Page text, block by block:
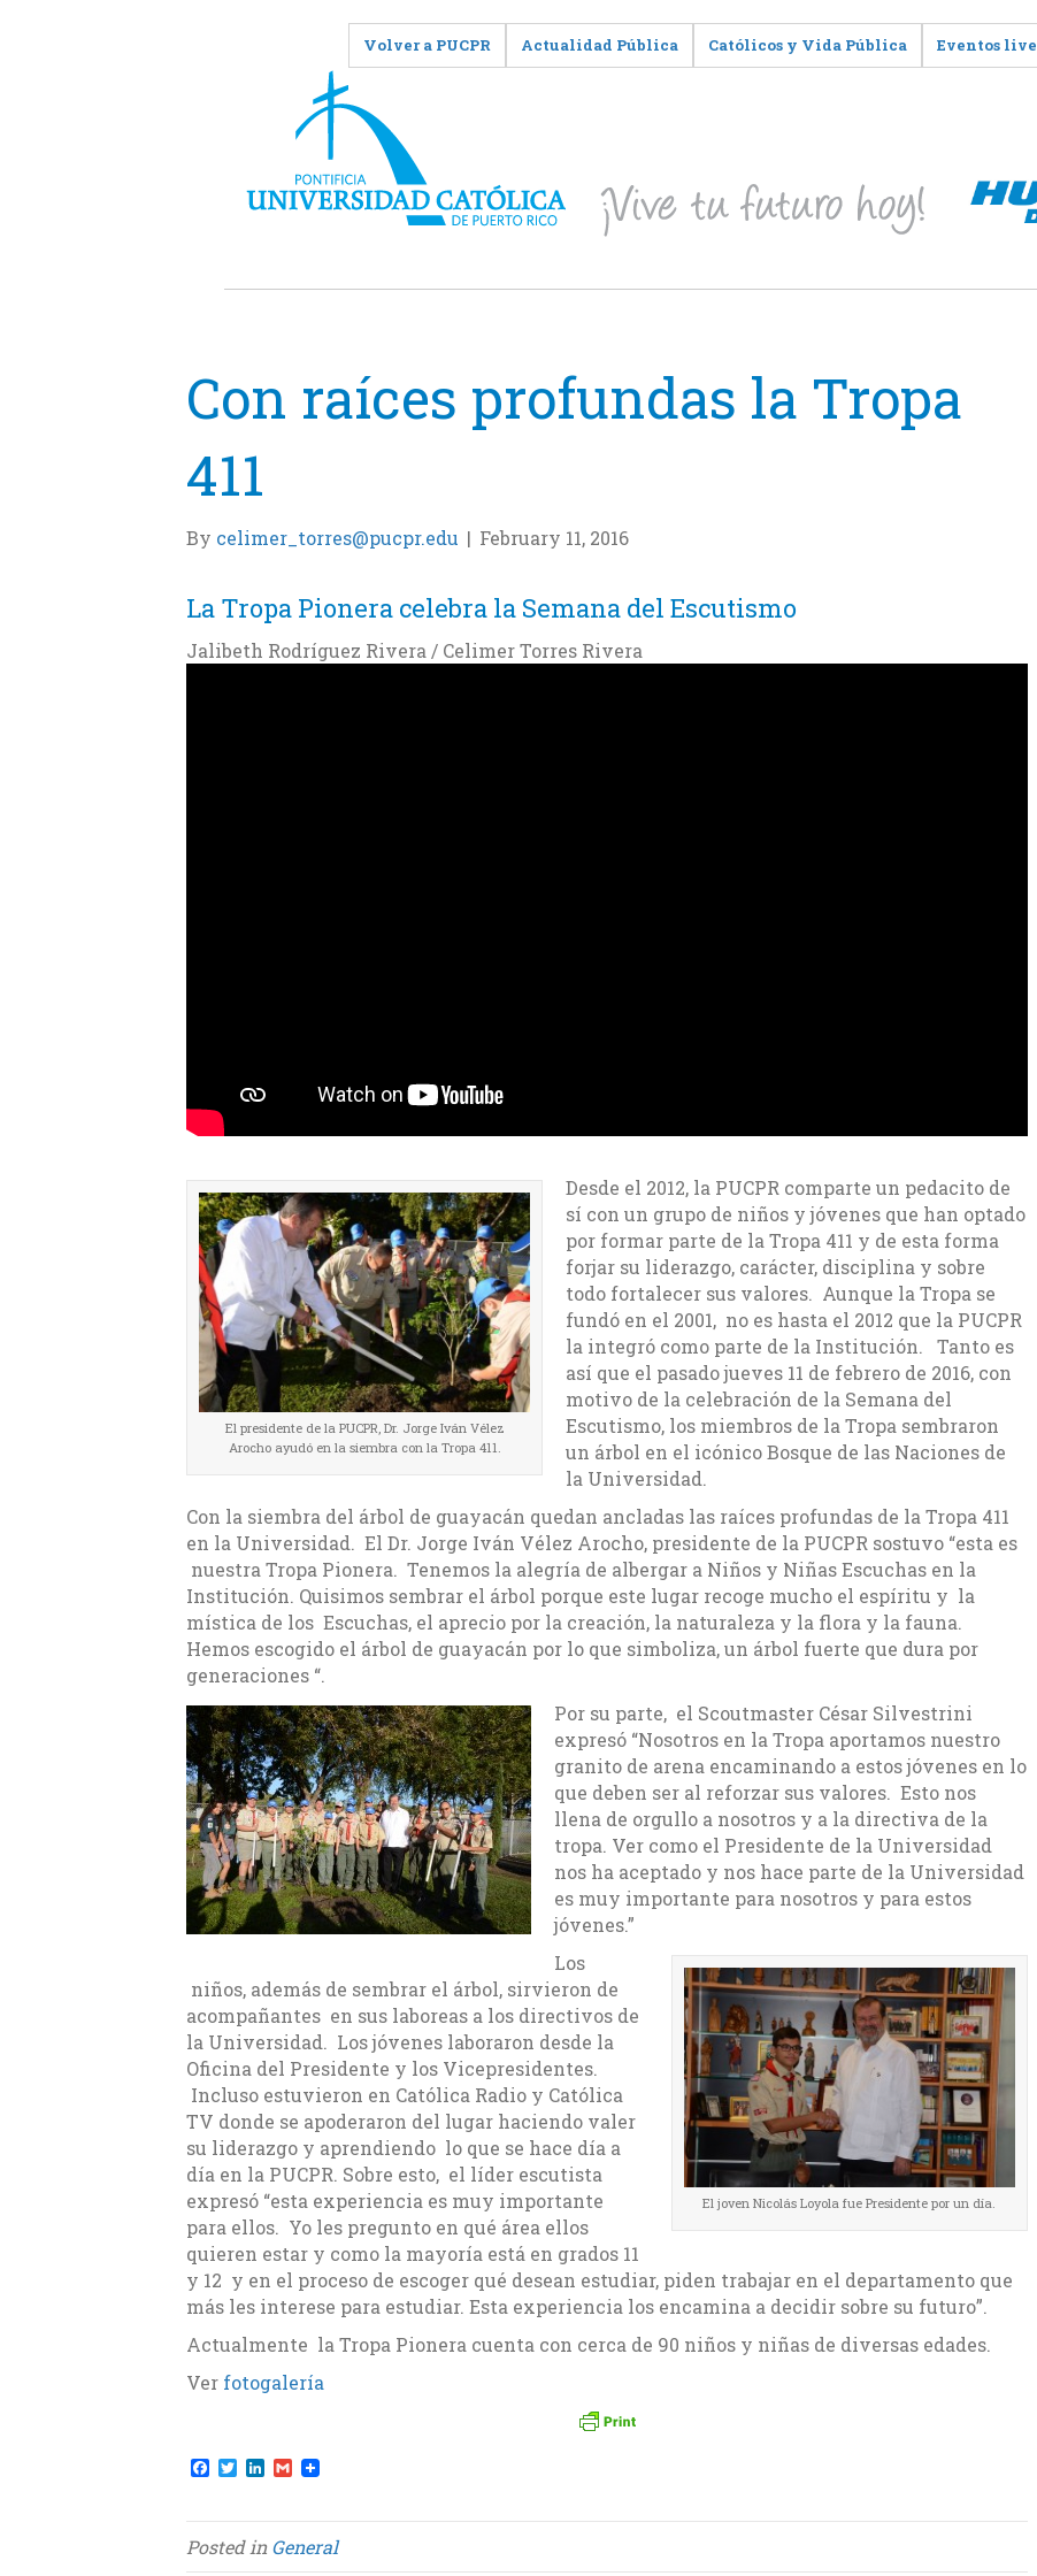
Volver a PUCPR Actualidad Pública Católicos y Vida Pública Eventos live
Con raíces profundas la Tropa
411
By celimer_torres@pucpr.edu | February 11, 2016
La Tropa Pionera celebra la Semana del Escutismo
Jalibeth Rodríguez Rivera / Celimer Torres Rivera
El presidente de la PUCPR, Dr. Jorge Iván Vélez
Arocho ayudó en la siembra con la Tropa 411.
Desde el 2012, la PUCPR comparte un pedacito de
sí con un grupo de niños y jóvenes que han optado
por formar parte de la Tropa 411 y de esta forma
forjar su liderazgo, carácter, disciplina y sobre
todo fortalecer sus valores. Aunque la Tropa se
fundó en el 2001, no es hasta el 2012 que la PUCPR
la integró como parte de la Institución. Tanto es
así que el pasado jueves 11 de febrero de 2016, con
motivo de la celebración de la Semana del
Escutismo, los miembros de la Tropa sembraron
un árbol en el icónico Bosque de las Naciones de
la Universidad.
Con la siembra del árbol de guayacán quedan ancladas las raíces profundas de la Tropa 411
en la Universidad. El Dr. Jorge Iván Vélez Arocho, presidente de la PUCPR sostuvo “esta es
nuestra Tropa Pionera. Tenemos la alegría de albergar a Niños y Niñas Escuchas en la
Institución. Quisimos sembrar el árbol porque este lugar recoge mucho el espíritu y la
mística de los Escuchas, el aprecio por la creación, la naturaleza y la flora y la fauna.
Hemos escogido el árbol de guayacán por lo que simboliza, un árbol fuerte que dura por
generaciones “.
Por su parte, el Scoutmaster César Silvestrini
expresó “Nosotros en la Tropa aportamos nuestro
granito de arena encaminando a estos jóvenes en lo
que deben ser al reforzar sus valores. Esto nos
llena de orgullo a nosotros y a la directiva de la
tropa. Ver como el Presidente de la Universidad
nos ha aceptado y nos hace parte de la Universidad
es muy importante para nosotros y para estos
jóvenes.”
El joven Nicolás Loyola fue Presidente por un día.
Los
niños, además de sembrar el árbol, sirvieron de
acompañantes en sus laboreas a los directivos de
la Universidad. Los jóvenes laboraron desde la
Oficina del Presidente y los Vicepresidentes.
Incluso estuvieron en Católica Radio y Católica
TV donde se apoderaron del lugar haciendo valer
su liderazgo y aprendiendo lo que se hace día a
día en la PUCPR. Sobre esto, el líder escutista
expresó “esta experiencia es muy importante
para ellos. Yo les pregunto en qué área ellos
quieren estar y como la mayoría está en grados 11
y 12 y en el proceso de escoger qué desean estudiar, piden trabajar en el departamento que
más les interese para estudiar. Esta experiencia los encamina a decidir sobre su futuro”.
Actualmente la Tropa Pionera cuenta con cerca de 90 niños y niñas de diversas edades.
Ver fotogalería
F
e
b
o
T
t
t
e
L
k
e
d
G
i
l
Posted inGeneral